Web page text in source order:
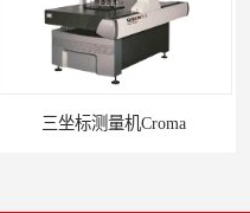
三坐标测量机Croma